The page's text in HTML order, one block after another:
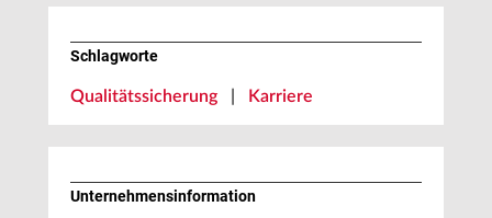
Schlagworte
Qualitätssicherung Karriere
Unternehmens­information